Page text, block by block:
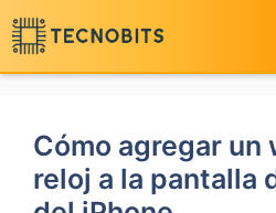
Saltar
al
contenido
Cómo agregar un
reloj a la pantalla